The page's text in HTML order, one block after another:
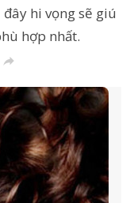
hi vọng sẽ giú
hợp nhất.
